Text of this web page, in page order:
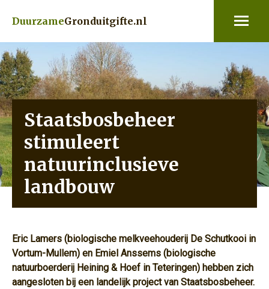
DuurzameGronduitgifte.nl
Staatsbosbeheer
stimuleert
natuurinclusieve
landbouw
Eric Lamers (biologische melkveehouderij De Schutkooi in
Vortum-Mullem) en Emiel Anssems (biologische
natuurboerderij Heining & Hoef in Teteringen) hebben zich
aangesloten bij een landelijk project van Staatsbosbeheer.